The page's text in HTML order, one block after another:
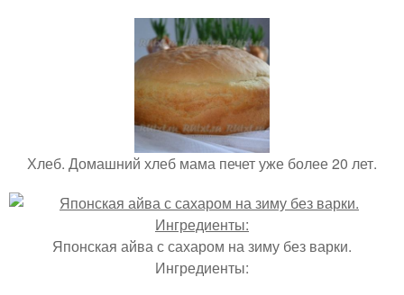
Хлеб. Домашний хлеб мама печет уже более 20 лет.
Японская айва с сахаром на зиму без варки.
Ингредиенты: